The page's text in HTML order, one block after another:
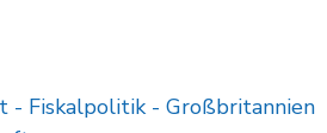
- Fiskalpolitik- Großbritannien